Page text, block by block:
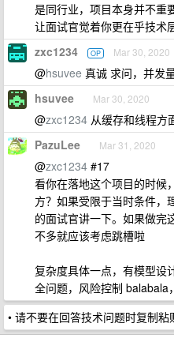
是同行业，项目本身并不重
让面试官觉着你更在乎技术
zxc1234 OP Mar 30, 2020
@hsuvee 真诚 求问，并发
hsuvee Mar 30, 2020
@zxc1234 从缓存和线程方
PazuLee Mar 31, 2020
@zxc1234 #17
看你在落地这个项目的时候
方？如果受限于当时条件，
的面试官讲一下。如果做完
不多就应该考虑跳槽啦
复杂度具体一点，有模型设
全问题，风险控制 balabala
• 请不要在回答技术问题时复制